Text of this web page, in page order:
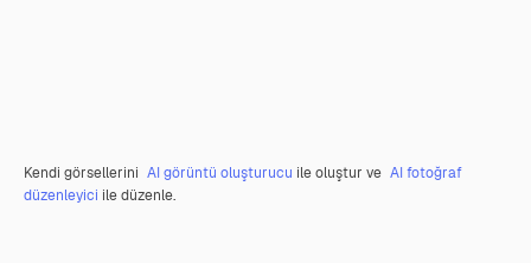
Kendi görsellerini AI görüntü oluşturucu ile oluştur ve AI fotoğraf
düzenleyici ile düzenle.